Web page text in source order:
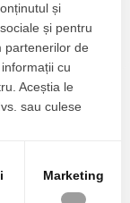
/ Tulcea
Eliade
și
și pentru
partenerilor de
cu
Aceștia le
sau culese
Marketing